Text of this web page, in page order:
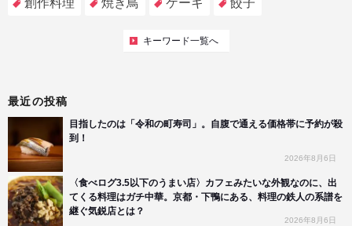
創作料理 焼き鳥 ケーキ 餃子
キーワード一覧へ
最近の投稿
目指したのは「令和の町寿司」。自腹で通える価格帯に予約が殺
到！
2026年8月6日
〈食べログ3.5以下のうまい店〉カフェみたいな外観なのに、出
てくる料理はガチ中華。京都・下鴨にある、料理の鉄人の系譜を
継ぐ気鋭店とは？
2026年8月6日